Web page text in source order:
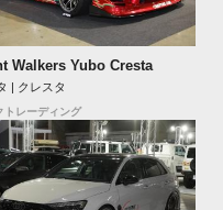
Walkers Yubo Cresta
| クレスタ
トレーディング